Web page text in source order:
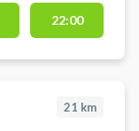
22:00
21 km